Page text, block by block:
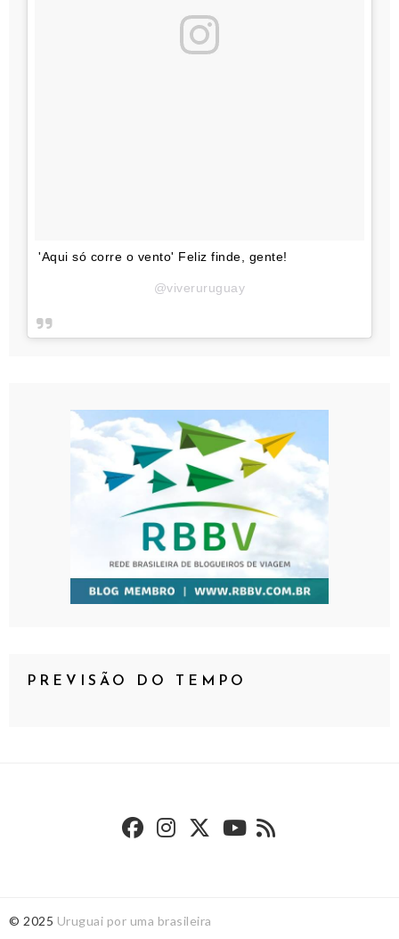
'Aqui só corre o vento' Feliz finde, gente!
@viveruruguay
PREVISÃO DO TEMPO
© 2025 Uruguai por uma brasileira